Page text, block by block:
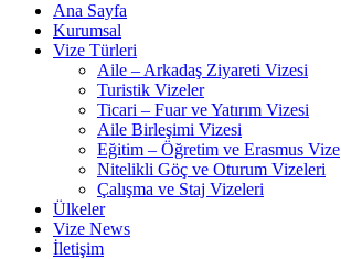
Ana Sayfa
Kurumsal
Vize Türleri
Aile – Arkadaş Ziyareti Vizesi
Turistik Vizeler
Ticari – Fuar ve Yatırım Vizesi
Aile Birleşimi Vizesi
Eğitim – Öğretim ve Erasmus Vize
Nitelikli Göç ve Oturum Vizeleri
Çalışma ve Staj Vizeleri
Ülkeler
Vize News
İletişim